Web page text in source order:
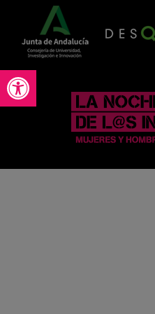
Abrir barra de herramientas